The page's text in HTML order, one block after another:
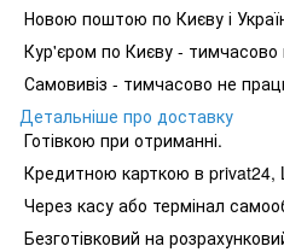
Новою поштою по Києву і
Кур'єром по Києву - тимчасово
Самовивіз - тимчасово не
Детальніше про доставку
Готівкою при отриманні.
Кредитною карткою в privat24,
Через касу або термінал
Безготівковий на